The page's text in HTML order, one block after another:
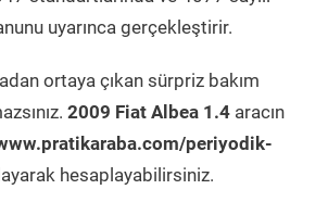
uyarınca gerçekleştirir.
ortaya çıkan sürpriz bakım
2009 Fiat Albea 1.4 aracın
periyodik-
hesaplayabilirsiniz.